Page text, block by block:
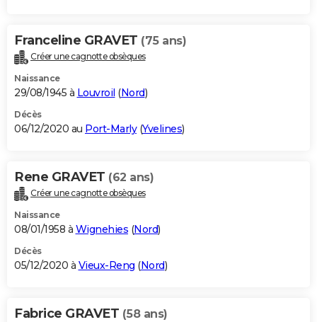
Franceline GRAVET (75 ans)
Créer une cagnotte obsèques
Naissance
29/08/1945 à Louvroil (Nord)
Décès
06/12/2020 au Port-Marly(Yvelines)
Rene GRAVET (62 ans)
Créer une cagnotte obsèques
Naissance
08/01/1958 à Wignehies (Nord)
Décès
05/12/2020 à Vieux-Reng (Nord)
Fabrice GRAVET (58 ans)